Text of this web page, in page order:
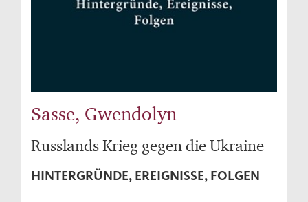
Sasse, Gwendolyn
Russlands Krieg gegen die Ukraine
HINTERGRÜNDE, EREIGNISSE, FOLGEN